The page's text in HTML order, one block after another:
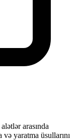
arasında
yaratma üsullarını